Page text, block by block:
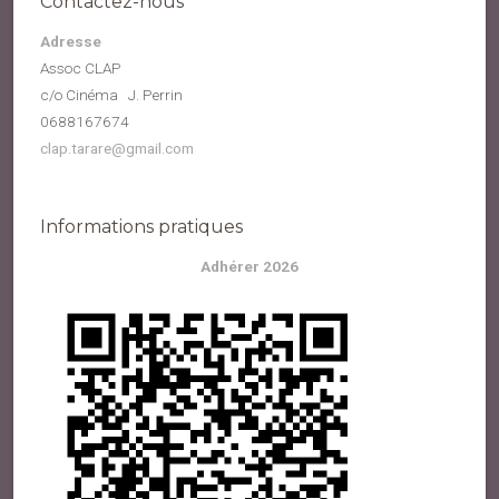
Adresse
Assoc CLAP
c/o Cinéma J. Perrin
0688167674
clap.tarare@gmail.com
Informations pratiques
Adhérer 2026